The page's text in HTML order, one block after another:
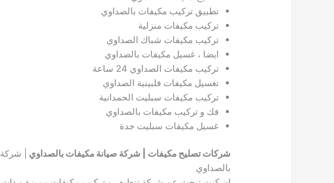
تطبيق تركيب مكيفات بالصداوي
تركيب مكيفات منزلية
تركيب مكيفات شباك الصداوي
ايضا ، غسيل مكيفات بالصداوي
تركيب مكيفات الصداوي 24 ساعة
تغسيل مكيفات فلبينية الصداوي
تركيب مكيفات سبليت الحمدانية
فك و تركيب مكيفات بالصداوي
غسيل مكيفات سبليت جدة
شركات تصليح مكيفات | شركة صيانة مكيفات بالصداوي
|
بالصداوي